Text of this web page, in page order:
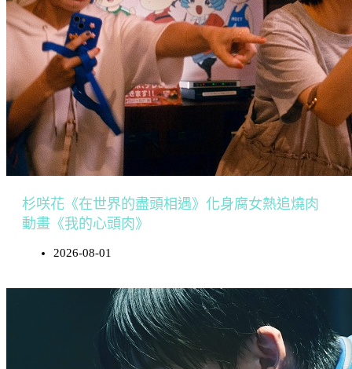
杉咲花《在世界的盡頭相遇》化身腐女熱追燒肉
動畫《我的心頭肉》
2026-08-01